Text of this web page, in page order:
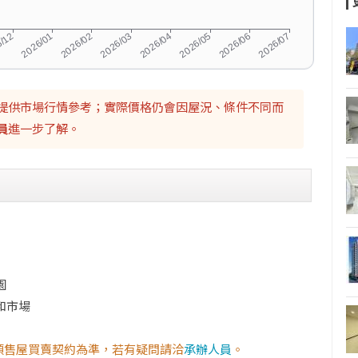
供市場行情參考；實際價格仍會因屋況、條件不同而
進一步了解。
市場
屋買賣契約為準，若有疑問請洽承辦人員 。